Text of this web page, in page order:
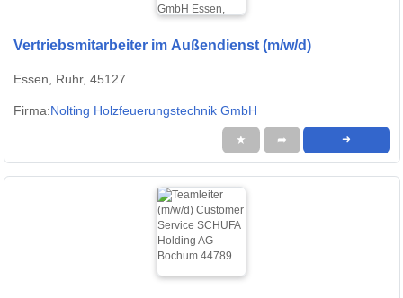
Vertriebsmitarbeiter im Außendienst (m/w/d)
Essen, Ruhr, 45127
Firma:Nolting Holzfeuerungstechnik GmbH
★ ➦ ➜